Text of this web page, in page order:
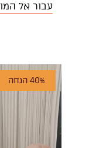
עבור אל
40% הנחה